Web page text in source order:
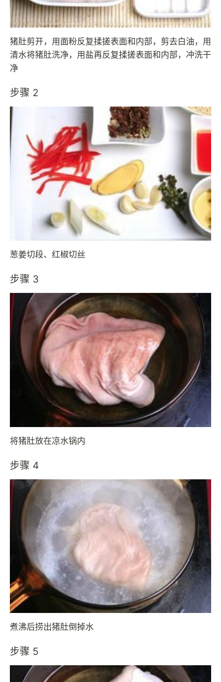
猪肚剪开，用面粉反复揉搓表面和内部，剪去白油，用
清水将猪肚洗净，用盐再反复揉搓表面和内部，冲洗干
净
步骤 2
葱姜切段、红椒切丝
步骤 3
将猪肚放在凉水锅内
步骤 4
煮沸后捞出猪肚倒掉水
步骤 5